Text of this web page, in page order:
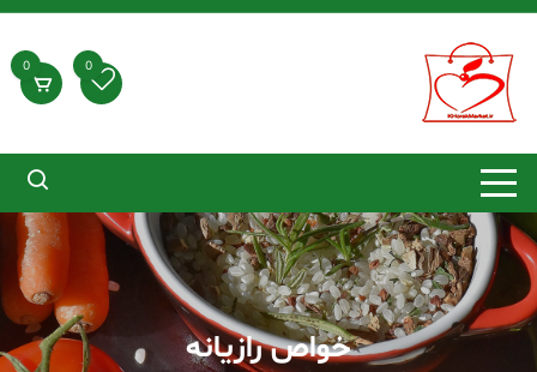
رد
محتوا
0
0
خواص رازیانه